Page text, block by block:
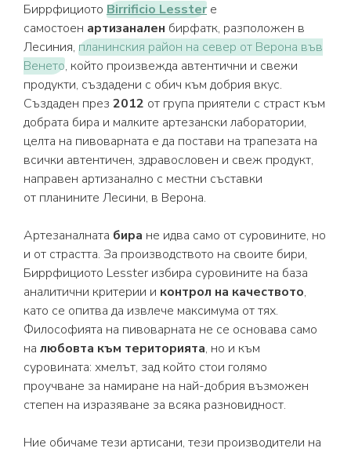
Биррфициото Birrificio Lessterе
самостоен артизанален бирфатк, разположен в
Лесиния, планинския район на север от Верона във
Венето, който произвежда автентични и свежи
продукти, създадени с обич към добрия вкус.
Създаден през 2012 от група приятели с страст към
добрата бира и малките артезански лаборатории,
целта на пивоварната е да постави на трапезата на
всички автентичен, здравословен и свеж продукт,
направен артизанално с местни съставки
от планините Лесини, в Верона.
Артезаналната бира не идва само от суровините, но
и от страстта. За производството на своите бири,
Биррфициото Lesster избира суровините на база
аналитични критерии и контрол на качеството,
като се опитва да извлече максимума от тях.
Философията на пивоварната не се основава само
на любовта към територията, но и към
суровината: хмелът, зад който стои голямо
проучване за намиране на най-добрия възможен
степен на изразяване за всяка разновидност.
Ние обичаме тези артисани, тези производители на